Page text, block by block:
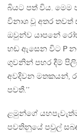
බියට පත් විය. මෙම
විනාශ වූ අතර
ඔවුන්ව යාපනේ
හඬ ඇසෙන විට P
ගුවනින් පහර දීම්
අවදිවන මතකයන්,
පවතී.’’
ළමුන්ගේ
පවතිනුයේ පවුල්